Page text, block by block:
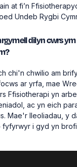
at fi’n
Undeb Rygbi
dilyn cwrs
chi'n chwilio am
ar yrfa mae
Ffisiotherapi yn
, ac yn eich
. Mae'r lleoliadau , y
fyfyrwyr i gyd yn